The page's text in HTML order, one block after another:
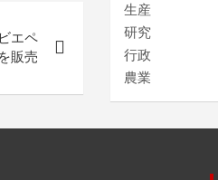
エペ
販売
生産
研究
行政
農業